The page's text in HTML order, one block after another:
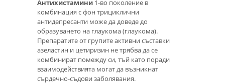
Антихистамини 1-во поколение в
комбинация с фон трициклични
антидепресанти може да доведе до
образуването на глаукома (глаукома).
Препаратите от групите активни съставки
азеластин и цетиризин не трябва да се
комбинират помежду си, тъй като поради
взаимодействията могат да възникнат
сърдечно-съдови заболявания.